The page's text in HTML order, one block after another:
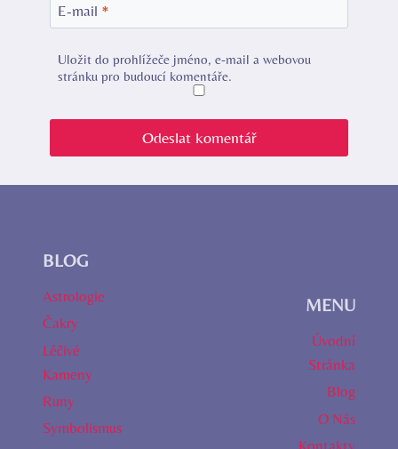
E-mail *
Uložit do prohlížeče jméno, e-mail a webovou
stránku pro budoucí komentáře.
BLOG
Astrologie
Čakry
Léčivé
Kameny
Runy
Symbolismus
MENU
Úvodní
Stránka
Blog
O Nás
Kontakty